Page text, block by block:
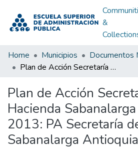
&
Home Municipios
Documentos
Plan de Acción Secretaría de Hacienda Sabanalarga Antioquia 2013: PA Secretaría de Hacienda Sabanalarga Antioquia 2013
Plan de Acción
Hacienda
2013: PA Secretaría
Sabanalarga